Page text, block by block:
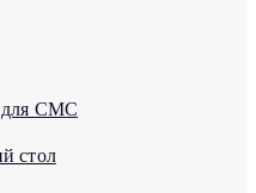
для СМС
стол